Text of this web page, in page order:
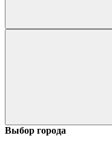
Выбор города